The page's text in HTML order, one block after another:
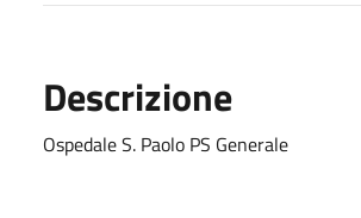
Descrizione
Ospedale S. Paolo PS Generale